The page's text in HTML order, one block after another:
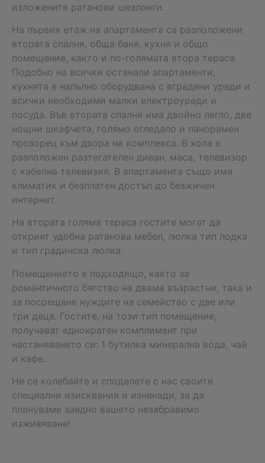
изложените ратанови шезлонги.
На първия етаж на апартамента са разположени
втората спалня, обща баня, кухня и общо
помещение, както и по-голямата втора тераса.
Подобно на всички останали апартаменти,
кухнята е напълно оборудвана с вградени уреди и
всички необходими малки електроуреди и
посуда. Във втората спалня има двойно легло, две
нощни шкафчета, голямо огледало и панорамен
прозорец към двора на комплекса. В хола е
разположен разтегателен диван, маса, телевизор
с кабелна телевизия. В апартамента също има
климатик и безплатен достъп до безжичен
интернет.
На втората голяма тераса гостите могат да
открият удобна ратанова мебел, люлка тип лодка
и тип градинска люлка.
Помещението е подходящо, както за
романтичното бягство на двама възрастни, така и
за посрещане нуждите на семейство с две или
три деца. Гостите, на този тип помещение,
получават еднократен комплимент при
настаняването си: 1 бутилка минерална вода, чай
и кафе.
Не се колебайте и споделете с нас своите
специални изисквания и изненади, за да
плануваме заедно вашето незабравимо
изживяване!